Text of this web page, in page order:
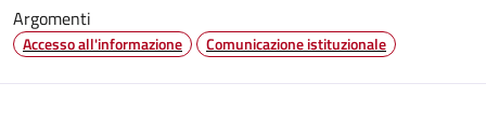
Argomenti
Accesso all'informazione Comunicazione istituzionale